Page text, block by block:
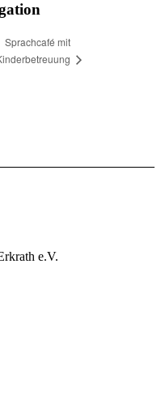
Sprachcafé mit
e.V.